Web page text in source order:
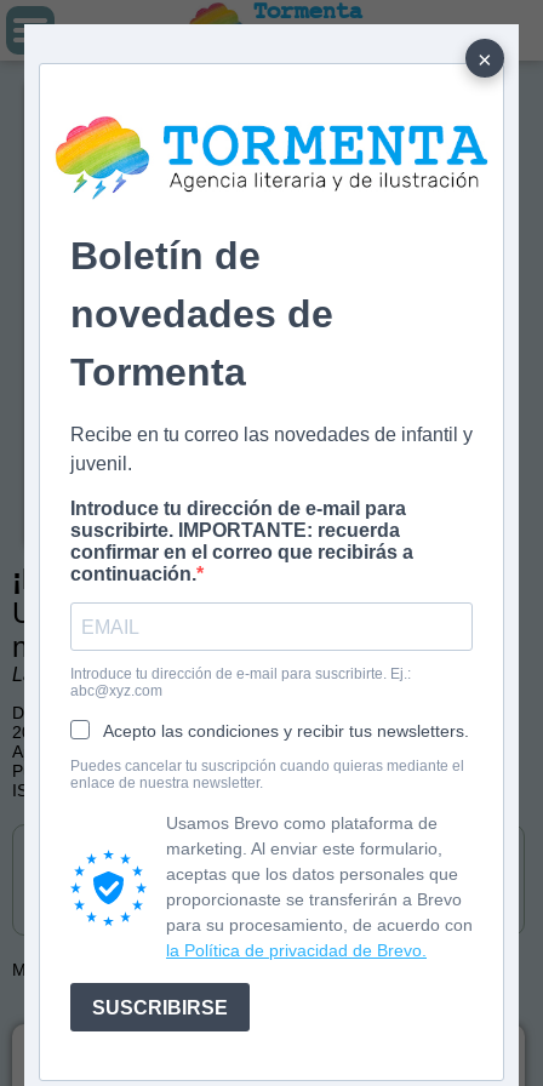
×
Boletín de
novedades de
Tormenta
Recibe en tu correo las novedades de infantil y
juvenil.
Introduce tu dirección de e-mail para
suscribirte. IMPORTANTE: recuerda
confirmar en el correo que recibirás a
continuación.
Introduce tu dirección de e-mail para suscribirte. Ej.:
abc@xyz.com
Acepto las condiciones y recibir tus newsletters.
Puedes cancelar tu suscripción cuando quieras mediante el
enlace de nuestra newsletter.
Usamos Brevo como plataforma de
marketing. Al enviar este formulario,
aceptas que los datos personales que
proporcionaste se transferirán a Brevo
para su procesamiento, de acuerdo con
la Política de privacidad de Brevo.
SUSCRIBIRSE
Tormenta
¡Monstruos, a la cama!
Un cuento para vencer los miedos
nocturnos
Laura Vila Mejías. Ilustraciones de Roger Simó Carles.
De 3 a 5 años
20 páginas
Aprender a leer
Publicado por Editorial Rubio
ISBN: 9788418964985
Más de: